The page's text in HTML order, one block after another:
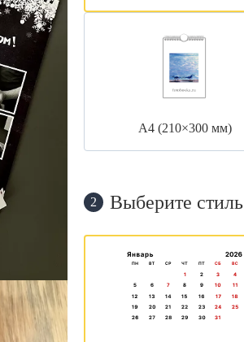
А4 (210×300 мм)
2 Выберите стиль